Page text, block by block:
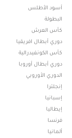
أسود الأطلس
البطولة
كأس العرش
دوري أبطال افريقيا
كأس الكونفيدرالية
دوري أبطال أوروبا
الدوري الأوروبي
إنجلترا
إسبانيا
إيطاليا
فرنسا
ألمانيا